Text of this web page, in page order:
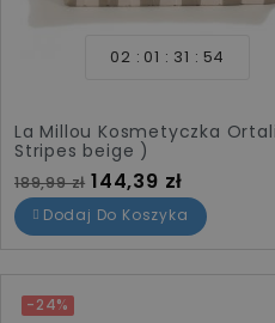
02 01 31 54
La Millou Kosmetyczka
Stripes beige )
Cena standardowa
189,99 zł Cena
144,39 zł
Dodaj Do Koszyka
-24%